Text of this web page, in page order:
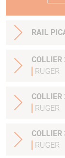
RAIL
RUGER
RUGER
RUGER